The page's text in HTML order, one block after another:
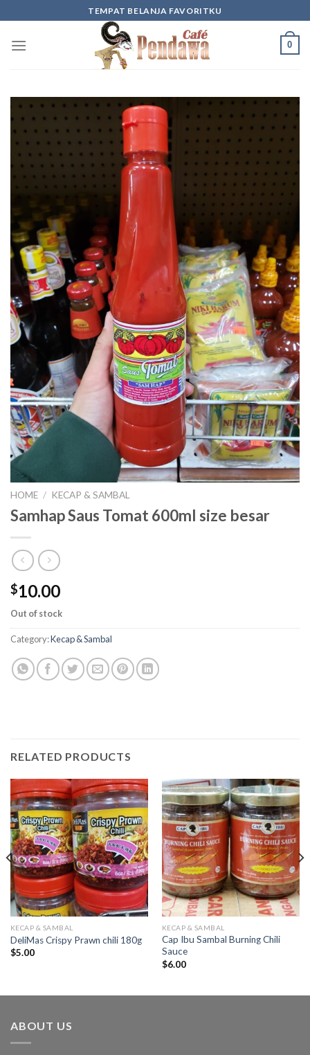
to
content
TEMPAT BELANJA FAVORITKU
0
HOME / KECAP & SAMBAL
Samhap Saus Tomat 600ml size besar
$10.00
Out of stock
Category:Kecap & Sambal
RELATED PRODUCTS
KECAP & SAMBAL
DeliMas Crispy Prawn chili 180g
$5.00
KECAP & SAMBAL
Cap Ibu Sambal Burning Chili
Sauce
$6.00
ABOUT US